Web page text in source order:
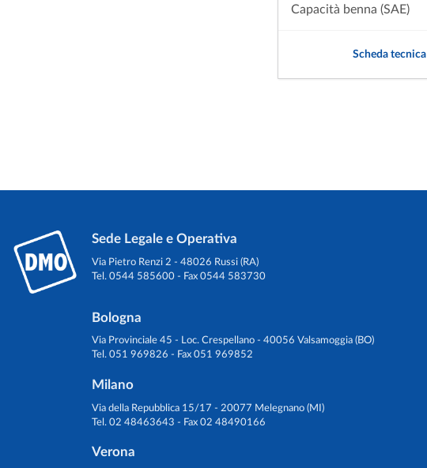
Capacità benna (SAE)
Scheda tecnica
Sede Legale e Operativa
Via Pietro Renzi 2 - 48026 Russi (RA)
Tel. 0544 585600 - Fax 0544 583730
Bologna
Via Provinciale 45 - Loc. Crespellano - 40056 Valsamoggia (BO)
Tel. 051 969826 - Fax 051 969852
Milano
Via della Repubblica 15/17 - 20077 Melegnano (MI)
Tel. 02 48463643 - Fax 02 48490166
Verona